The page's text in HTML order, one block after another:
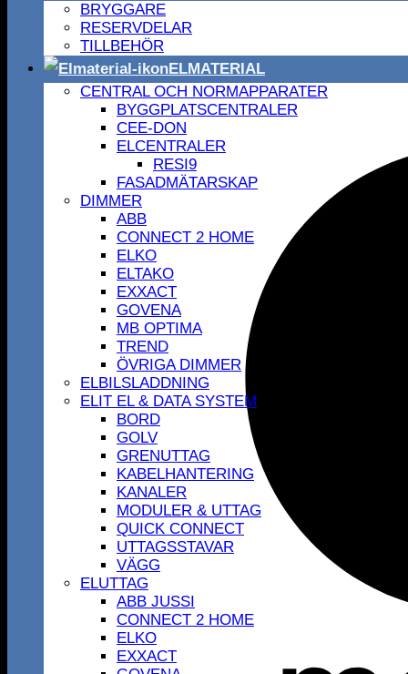
BRYGGARE
RESERVDELAR
TILLBEHÖR
ELMATERIAL
CENTRAL OCH NORMAPPARATER
BYGGPLATSCENTRALER
CEE-DON
ELCENTRALER
RESI9
FASADMÄTARSKAP
DIMMER
ABB
CONNECT 2 HOME
ELKO
ELTAKO
EXXACT
GOVENA
MB OPTIMA
TREND
ÖVRIGA DIMMER
ELBILSLADDNING
ELIT EL & DATA SYSTEM
BORD
GOLV
GRENUTTAG
KABELHANTERING
KANALER
MODULER & UTTAG
QUICK CONNECT
UTTAGSSTAVAR
VÄGG
ELUTTAG
ABB JUSSI
CONNECT 2 HOME
ELKO
EXXACT